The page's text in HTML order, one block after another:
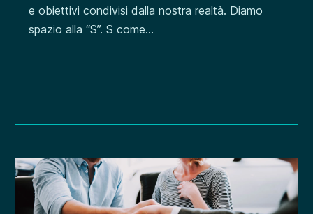
e obiettivi condivisi dalla nostra realtà. Diamo
spazio alla “S”. S come…